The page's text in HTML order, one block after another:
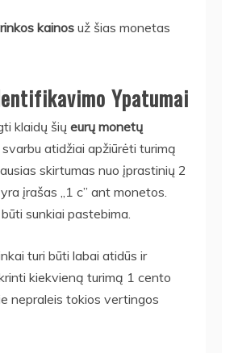
kainos už šias monetas
Ypatumai
klaidų šių eurų monetų
atidžiai apžiūrėti turimą
skirtumas nuo įprastinių 2
įrašas „1 c” ant monetos.
sunkiai pastebima.
turi būti labai atidūs ir
kiekvieną turimą 1 cento
nepraleis tokios vertingos